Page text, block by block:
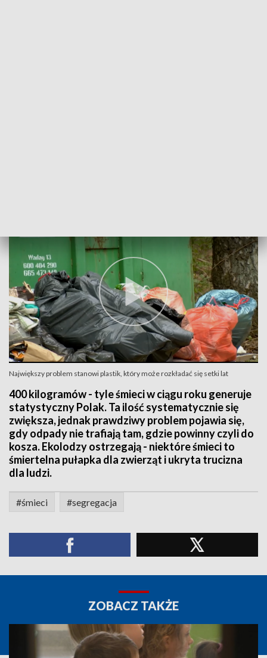
Największy problem stanowi plastik, który może rozkładać się setki lat
400 kilogramów - tyle śmieci w ciągu roku generuje
statystyczny Polak. Ta ilość systematycznie się
zwiększa, jednak prawdziwy problem pojawia się,
gdy odpady nie trafiają tam, gdzie powinny czyli do
kosza. Ekolodzy ostrzegają - niektóre śmieci to
śmiertelna pułapka dla zwierząt i ukryta trucizna
dla ludzi.
#śmieci #segregacja
ZOBACZ TAKŻE